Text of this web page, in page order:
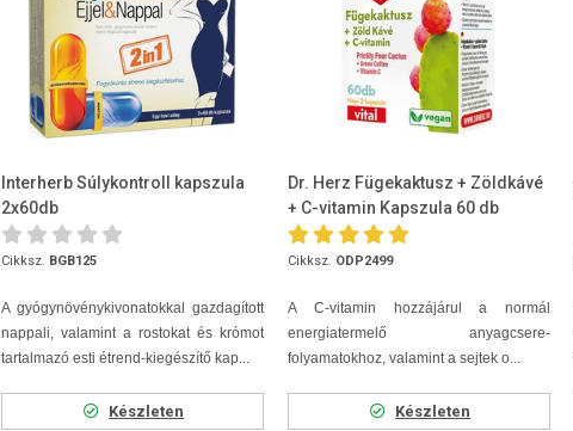
Interherb Súlykontroll kapszula
2x60db
Cikksz. BGB125
A gyógynövénykivonatokkal gazdagított
nappali, valamint a rostokat és krómot
tartalmazó esti étrend-kiegészítő kap...
Készleten
Dr. Herz Fügekaktusz + Zöldkávé
+ C-vitamin Kapszula 60 db
Cikksz. ODP2499
A C-vitamin hozzájárul a normál
energiatermelő anyagcsere-
folyamatokhoz, valamint a sejtek o...
Készleten